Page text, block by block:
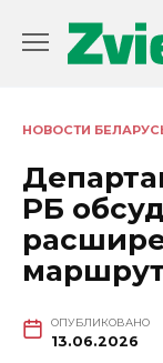
содержанию
НОВОСТИ
РБ
ОПУБЛИКОВАНО
13.06.2026